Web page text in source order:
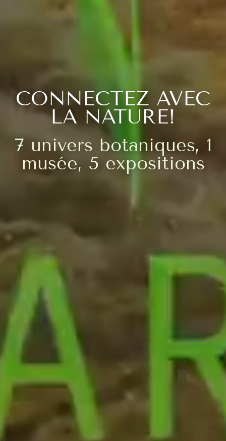
CONNECTEZ AVEC
LA NATURE!
7 univers botaniques, 1
musée, 5 expositions